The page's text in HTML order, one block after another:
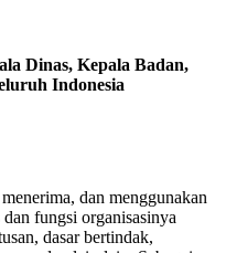
Dinas, Kepala Badan,
Indonesia
dan menggunakan
fungsi organisasinya
dasar bertindak,